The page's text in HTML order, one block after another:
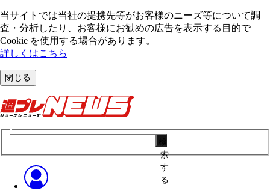
当サイトでは当社の提携先等がお客様のニーズ等について調
査・分析したり、お客様にお勧めの広告を表⽰する⽬的で
Cookie を使⽤する場合があります。
詳しくはこちら
閉じる
索
す
る